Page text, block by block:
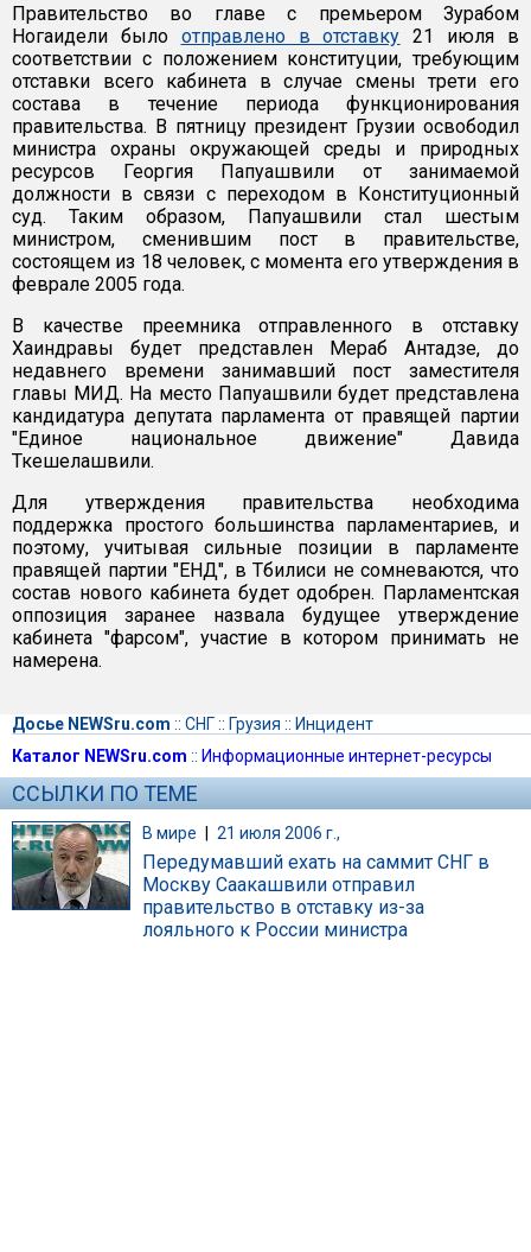
Правительство во главе с премьером Зурабом
Ногаидели было отправлено в отставку 21 июля в
соответствии с положением конституции, требующим
отставки всего кабинета в случае смены трети его
состава в течение периода функционирования
правительства. В пятницу президент Грузии освободил
министра охраны окружающей среды и природных
ресурсов Георгия Папуашвили от занимаемой
должности в связи с переходом в Конституционный
суд. Таким образом, Папуашвили стал шестым
министром, сменившим пост в правительстве,
состоящем из 18 человек, с момента его утверждения в
феврале 2005 года.
В качестве преемника отправленного в отставку
Хаиндравы будет представлен Мераб Антадзе, до
недавнего времени занимавший пост заместителя
главы МИД. На место Папуашвили будет представлена
кандидатура депутата парламента от правящей партии
"Единое национальное движение" Давида
Ткешелашвили.
Для утверждения правительства необходима
поддержка простого большинства парламентариев, и
поэтому, учитывая сильные позиции в парламенте
правящей партии "ЕНД", в Тбилиси не сомневаются, что
состав нового кабинета будет одобрен. Парламентская
оппозиция заранее назвала будущее утверждение
кабинета "фарсом", участие в котором принимать не
намерена.
Досье NEWSru.com :: СНГ:: Грузия :: Инцидент
Каталог NEWSru.com :: Информационные интернет-ресурсы
ССЫЛКИ ПО ТЕМЕ
В мире | 21 июля 2006 г.,
Передумавший ехать на саммит СНГ в
Москву Саакашвили отправил
правительство в отставку из-за
лояльного к России министра